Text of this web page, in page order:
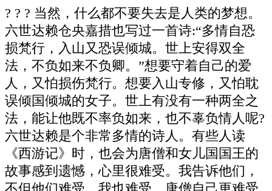
? ? ? 当然，什么都不要失去是人类的梦想。
六世达赖仓央嘉措也写过一首诗:“多情自恐
损梵行，入山又恐误倾城。世上安得双全
法，不负如来不负卿。”想要守着自己的爱
人，又怕损伤梵行。想要入山专修，又怕耽
误倾国倾城的女子。世上有没有一种两全之
法，能让他既不率负如来，也不辜负情人呢?
六世达赖是个非常多情的诗人。有些人读
《西游记》时，也会为唐僧和女儿国国王的
故事感到遗憾，心里很难受。我告诉他们，